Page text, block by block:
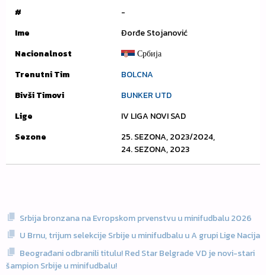
#
-
Ime
Đorđe Stojanović
Nacionalnost
Србија
Trenutni Tim
BOLCNA
Bivši Timovi
BUNKER UTD
Lige
IV LIGA NOVI SAD
Sezone
25. SEZONA, 2023/2024,
24. SEZONA, 2023
Srbija bronzana na Evropskom prvenstvu u minifudbalu 2026
U Brnu, trijum selekcije Srbije u minifudbalu u A grupi Lige Nacija
Beograđani odbranili titulu! Red Star Belgrade VD je novi-stari
šampion Srbije u minifudbalu!